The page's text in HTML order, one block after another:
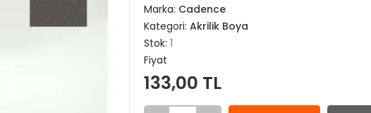
Marka: Cadence
Kategori:Akrilik Boya
Stok:1
Fiyat
133,00 TL